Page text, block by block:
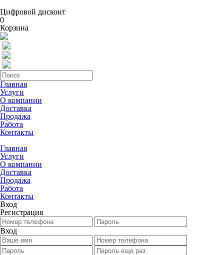
Цифровой дисконт
0
Корзина
Главная
Услуги
О компании
Доставка
Продажа
Работа
Контакты
Главная
Услуги
О компании
Доставка
Продажа
Работа
Контакты
Вход
Регистрация
Вход